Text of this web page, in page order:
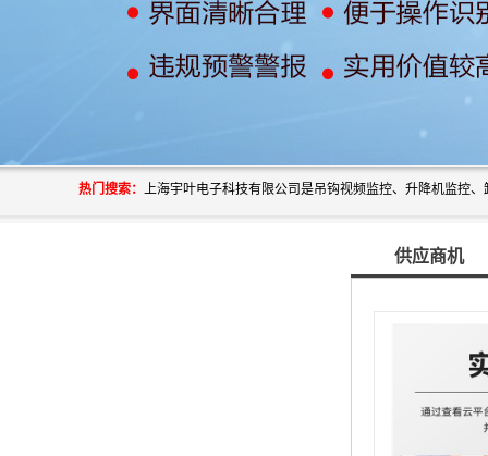
热门搜索：
供应商机